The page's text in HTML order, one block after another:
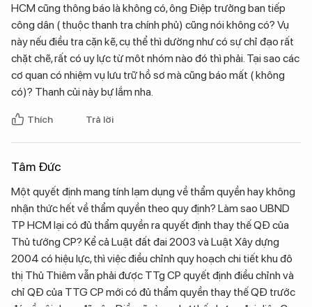
HCM cũng thông báo là không có, ông Điệp trưởng ban tiếp
công dân ( thuộc thanh tra chính phủ) cũng nói không có? Vụ
này nếu điều tra cặn kẽ, cụ thể thì dường như có sự chỉ đạo rất
chặt chẽ, rất có uy lực từ môt nhóm nào đó thì phải. Tại sao các
cơ quan có nhiệm vụ lưu trữ hồ sơ mà cũng báo mất ( không
có)? Thanh củi này bự lắm nha.
Thích Trả lời
Tâm Đức
Một quyết định mang tính lạm dụng về thẩm quyền hay không
nhận thức hết về thẩm quyền theo quy định? Làm sao UBND
TP HCM lại có đủ thẩm quyền ra quyết định thay thế QĐ của
Thủ tướng CP? Kể cả Luật đất đai 2003 và Luật Xây dựng
2004 có hiệu lực, thì việc điều chỉnh quy hoạch chi tiết khu đô
thị Thủ Thiêm vẫn phải được TTg CP quyết định điều chỉnh và
chỉ QĐ của TTG CP mới có đủ thẩm quyền thay thế QĐ trước